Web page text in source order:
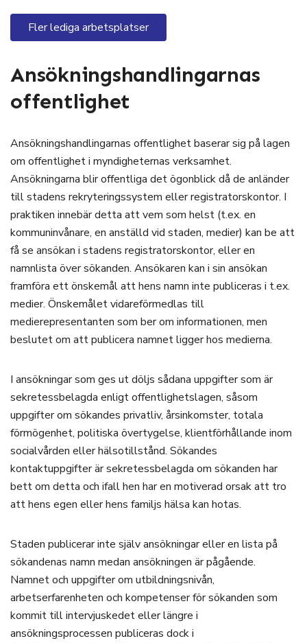
Fler lediga arbetsplatser
Ansökningshandlingarnas
offentlighet
Ansökningshandlingarnas offentlighet baserar sig på lagen
om offentlighet i myndigheternas verksamhet.
Ansökningarna blir offentliga det ögonblick då de anländer
till stadens rekryteringssystem eller registratorskontor. I
praktiken innebär detta att vem som helst (t.ex. en
kommuninvånare, en anställd vid staden, medier) kan be att
få se ansökan i stadens registratorskontor, eller en
namnlista över sökanden. Ansökaren kan i sin ansökan
framföra ett önskemål att hens namn inte publiceras i t.ex.
medier. Önskemålet vidareförmedlas till
medierepresentanten som ber om informationen, men
beslutet om att publicera namnet ligger hos medierna.
I ansökningar som ges ut döljs sådana uppgifter som är
sekretessbelagda enligt offentlighetslagen, såsom
uppgifter om sökandes privatliv, årsinkomster, totala
förmögenhet, politiska övertygelse, klientförhållande inom
socialvården eller hälsotillstånd. Sökandes
kontaktuppgifter är sekretessbelagda om sökanden har
bett om detta och ifall hen har en motiverad orsak att tro
att hens egen eller hens familjs hälsa kan hotas.
Staden publicerar inte själv ansökningar eller en lista på
sökandenas namn medan ansökningen är pågående.
Namnet och uppgifter om utbildningsnivån,
arbetserfarenheten och kompetenser för sökanden som
kommit till intervjuskedet eller längre i
ansökningsprocessen publiceras dock i